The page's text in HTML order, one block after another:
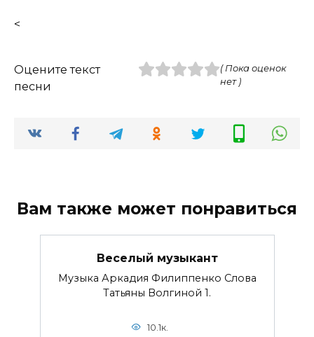
<
Оцените текст
песни
( Пока оценок
нет )
Вам также может понравиться
Веселый музыкант
Музыка Аркадия Филиппенко Слова
Татьяны Волгиной 1.
10.1к.